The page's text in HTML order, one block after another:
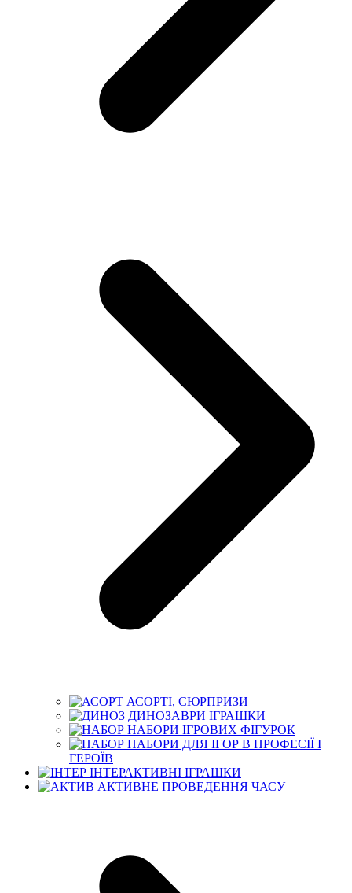
АСОРТІ, СЮРПРИЗИ
ДИНОЗАВРИ ІГРАШКИ
НАБОРИ ІГРОВИХ ФІГУРОК
НАБОРИ ДЛЯ ІГОР В ПРОФЕСІЇ І
ГЕРОЇВ
ІНТЕРАКТИВНІ ІГРАШКИ
АКТИВНЕ ПРОВЕДЕННЯ ЧАСУ